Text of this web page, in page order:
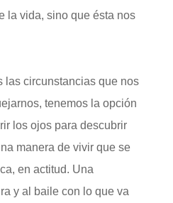
la vida, sino que ésta nos
las circunstancias que nos
tenemos la opción
los ojos para descubrir
manera de vivir que se
en actitud. Una
y al baile con lo que va